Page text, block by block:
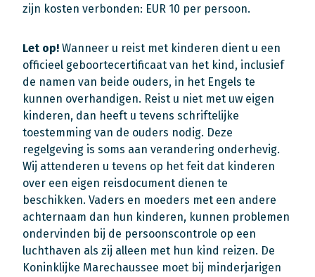
zijn kosten verbonden: EUR 10 per persoon.
Let op! Wanneer u reist met kinderen dient u een
officieel geboortecertificaat van het kind, inclusief
de namen van beide ouders, in het Engels te
kunnen overhandigen. Reist u niet met uw eigen
kinderen, dan heeft u tevens schriftelijke
toestemming van de ouders nodig. Deze
regelgeving is soms aan verandering onderhevig.
Wij attenderen u tevens op het feit dat kinderen
over een eigen reisdocument dienen te
beschikken. Vaders en moeders met een andere
achternaam dan hun kinderen, kunnen problemen
ondervinden bij de persoonscontrole op een
luchthaven als zij alleen met hun kind reizen. De
Koninklijke Marechaussee moet bij minderjarigen